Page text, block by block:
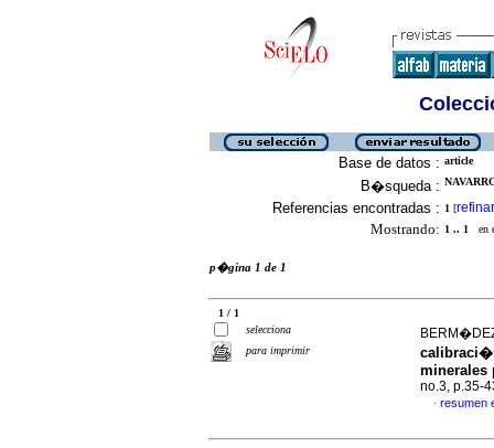
Base de datos : article
B�squeda :
Referencias encontradas : 1 [refinar
Mostrando: 1 .. 1 en
p�gina 1 de 1
1 / 1
selecciona
para imprimir
minerales
no.3, p.35-
· resumen